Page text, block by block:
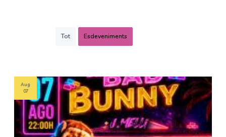
Tot Esdeveniments
Aug
07